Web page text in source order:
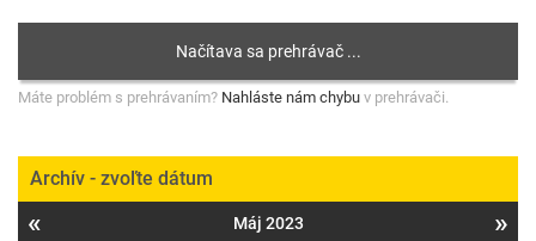
Máte problém s prehrávaním? Nahláste nám chybu v prehrávači.
Archív - zvoľte dátum
« Máj 2023 »